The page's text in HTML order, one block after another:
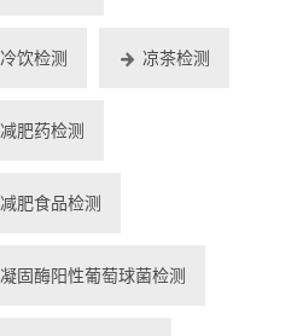
冷饮检测 凉茶检测
减肥药检测
减肥食品检测
凝固酶阳性葡萄球菌检测